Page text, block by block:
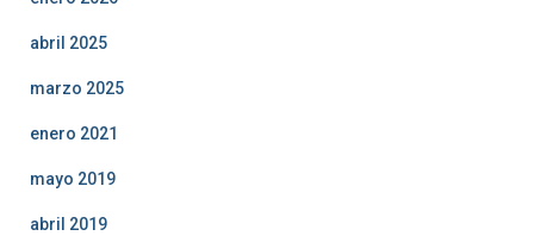
abril 2025
marzo 2025
enero 2021
mayo 2019
abril 2019